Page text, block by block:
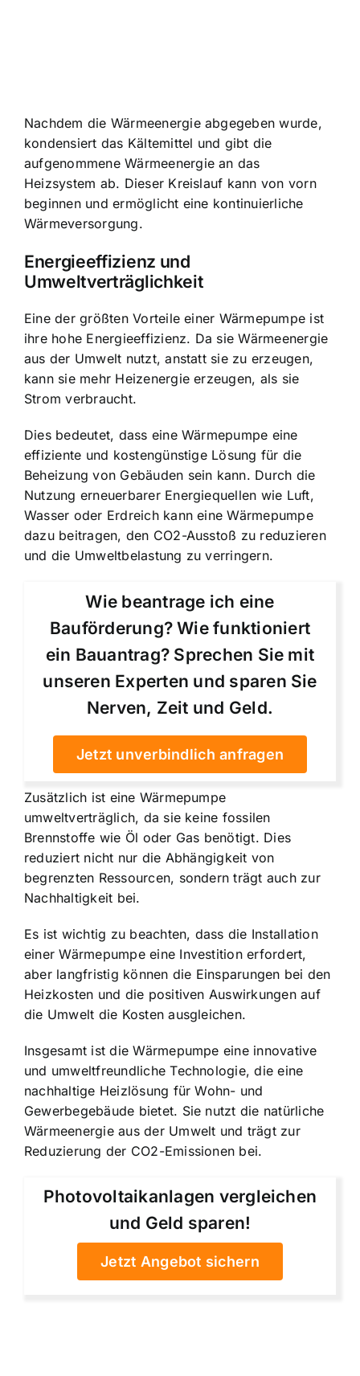
Nachdem die Wärmeenergie abgegeben wurde,
kondensiert das Kältemittel und gibt die
aufgenommene Wärmeenergie an das
Heizsystem ab. Dieser Kreislauf kann von vorn
beginnen und ermöglicht eine kontinuierliche
Wärmeversorgung.
Energieeffizienz und
Umweltverträglichkeit
Eine der größten Vorteile einer Wärmepumpe ist
ihre hohe Energieeffizienz. Da sie Wärmeenergie
aus der Umwelt nutzt, anstatt sie zu erzeugen,
kann sie mehr Heizenergie erzeugen, als sie
Strom verbraucht.
Dies bedeutet, dass eine Wärmepumpe eine
effiziente und kostengünstige Lösung für die
Beheizung von Gebäuden sein kann. Durch die
Nutzung erneuerbarer Energiequellen wie Luft,
Wasser oder Erdreich kann eine Wärmepumpe
dazu beitragen, den CO2-Ausstoß zu reduzieren
und die Umweltbelastung zu verringern.
Wie beantrage ich eine
Bauförderung? Wie funktioniert
ein Bauantrag? Sprechen Sie mit
unseren Experten und sparen Sie
Nerven, Zeit und Geld.
Jetzt unverbindlich anfragen
Zusätzlich ist eine Wärmepumpe
umweltverträglich, da sie keine fossilen
Brennstoffe wie Öl oder Gas benötigt. Dies
reduziert nicht nur die Abhängigkeit von
begrenzten Ressourcen, sondern trägt auch zur
Nachhaltigkeit bei.
Es ist wichtig zu beachten, dass die Installation
einer Wärmepumpe eine Investition erfordert,
aber langfristig können die Einsparungen bei den
Heizkosten und die positiven Auswirkungen auf
die Umwelt die Kosten ausgleichen.
Insgesamt ist die Wärmepumpe eine innovative
und umweltfreundliche Technologie, die eine
nachhaltige Heizlösung für Wohn- und
Gewerbegebäude bietet. Sie nutzt die natürliche
Wärmeenergie aus der Umwelt und trägt zur
Reduzierung der CO2-Emissionen bei.
Photovoltaikanlagen vergleichen
und Geld sparen!
Jetzt Angebot sichern